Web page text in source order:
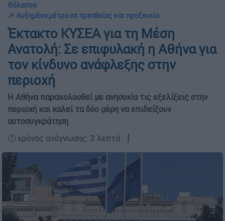
Θάλασσα
📌 Αυξημένα μέτρα σε πρεσβείες και προξενεία
Έκτακτο ΚΥΣΕΑ για τη Μέση
Ανατολή: Σε επιφυλακή η Αθήνα για
τον κίνδυνο ανάφλεξης στην
περιοχή
Η Αθήνα παρακολουθεί με ανησυχία τις εξελίξεις στην
περιοχή και καλεί τα δύο μέρη να επιδείξουν
αυτοσυγκράτηση
🕛 χρόνος ανάγνωσης: 2 λεπτά ┋